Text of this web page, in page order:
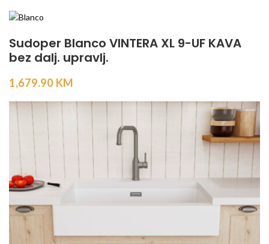
Sudoper Blanco VINTERA XL 9-UF KAVA
bez dalj. upravlj.
1,679.90 KM